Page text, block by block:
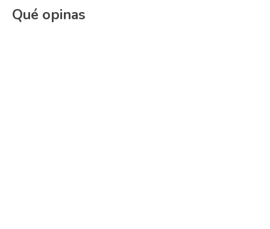
Qué opinas